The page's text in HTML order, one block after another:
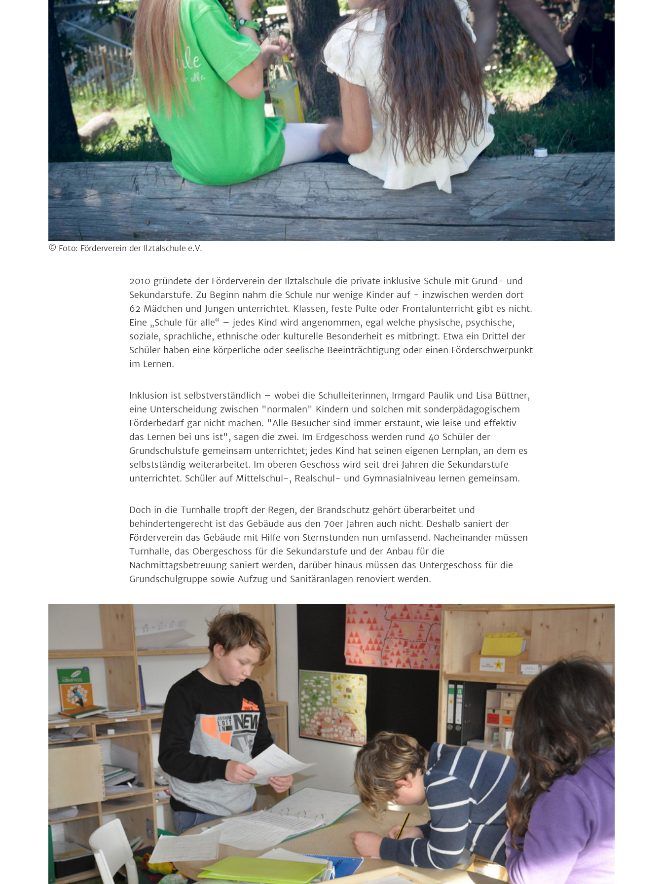
© Foto: Förderverein der Ilztalschule e.V.
2010 gründete der Förderverein der Ilztalschule die private inklusive Schule mit Grund- und
Sekundarstufe. Zu Beginn nahm die Schule nur wenige Kinder auf - inzwischen werden dort
62 Mädchen und Jungen unterrichtet. Klassen, feste Pulte oder Frontalunterricht gibt es nicht.
Eine „Schule für alle“ – jedes Kind wird angenommen, egal welche physische, psychische,
soziale, sprachliche, ethnische oder kulturelle Besonderheit es mitbringt. Etwa ein Drittel der
Schüler haben eine körperliche oder seelische Beeinträchtigung oder einen Förderschwerpunkt
im Lernen.
Inklusion ist selbstverständlich – wobei die Schulleiterinnen, Irmgard Paulik und Lisa Büttner,
eine Unterscheidung zwischen "normalen" Kindern und solchen mit sonderpädagogischem
Förderbedarf gar nicht machen. "Alle Besucher sind immer erstaunt, wie leise und effektiv
das Lernen bei uns ist", sagen die zwei. Im Erdgeschoss werden rund 40 Schüler der
Grundschulstufe gemeinsam unterrichtet; jedes Kind hat seinen eigenen Lernplan, an dem es
selbstständig weiterarbeitet. Im oberen Geschoss wird seit drei Jahren die Sekundarstufe
unterrichtet. Schüler auf Mittelschul-, Realschul- und Gymnasialniveau lernen gemeinsam.
Doch in die Turnhalle tropft der Regen, der Brandschutz gehört überarbeitet und
behindertengerecht ist das Gebäude aus den 70er Jahren auch nicht. Deshalb saniert der
Förderverein das Gebäude mit Hilfe von Sternstunden nun umfassend. Nacheinander müssen
Turnhalle, das Obergeschoss für die Sekundarstufe und der Anbau für die
Nachmittagsbetreuung saniert werden, darüber hinaus müssen das Untergeschoss für die
Grundschulgruppe sowie Aufzug und Sanitäranlagen renoviert werden.